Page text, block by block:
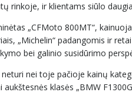
rinkoje, ir klientams siūlo
„CFMoto 800MT“,
„Michelin“ padangomis ir
bei galinio susidūrimo
nei toje pačioje kainų
aukštesnės klasės „BMW